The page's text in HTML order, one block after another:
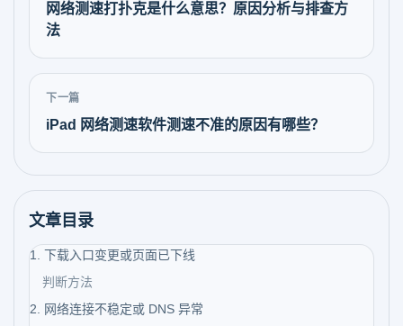
网络测速打扑克是什么意思？原因分析与排查方
法
下一篇
iPad 网络测速软件测速不准的原因有哪些？
文章目录
1. 下载入口变更或页面已下线
判断方法
2. 网络连接不稳定或 DNS 异常